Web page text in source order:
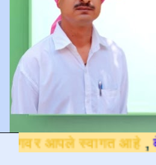
आहे,देवराव जाधव